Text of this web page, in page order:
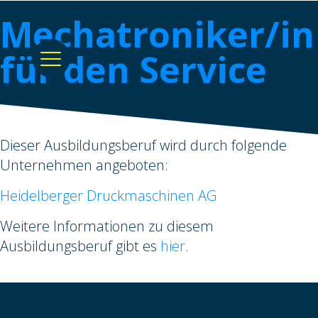
Mechatroniker/in
für den Service
Dieser Ausbildungsberuf wird durch folgende
Unternehmen angeboten:
Heidelberger Druckmaschinen AG
Weitere Informationen zu diesem
Ausbildungsberuf gibt es hier.